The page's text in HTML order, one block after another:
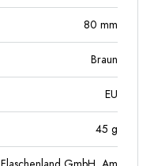
80 mm
Braun
EU
45 g